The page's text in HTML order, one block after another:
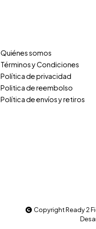
Quiénes somos
Términos y Condiciones
Política de privacidad
Politica de reembolso
Política de envíos y retiros
Copyright Ready 2